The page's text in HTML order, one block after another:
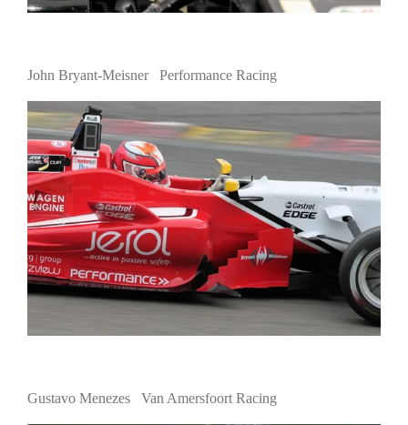
John Bryant-Meisner Performance Racing
Gustavo Menezes Van Amersfoort Racing